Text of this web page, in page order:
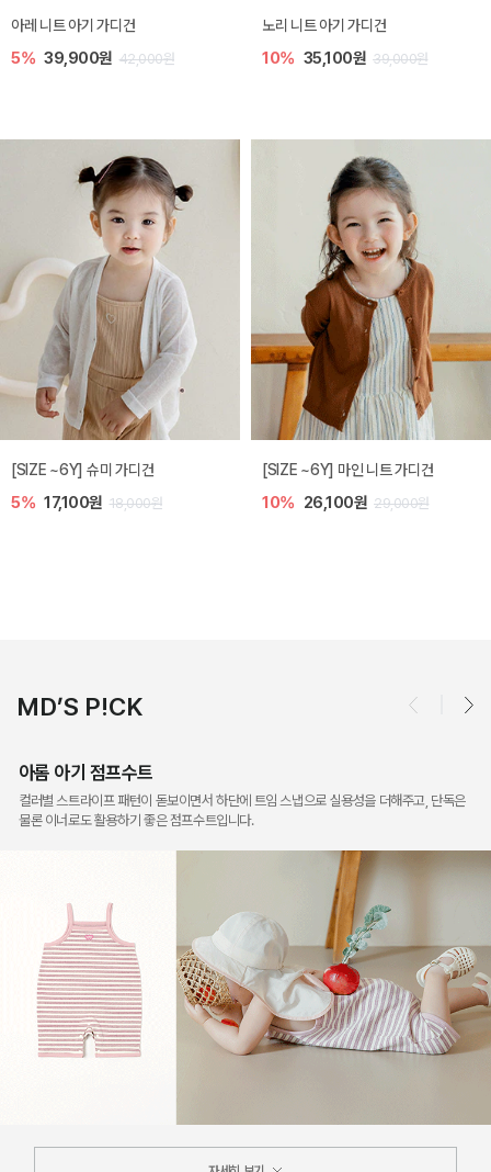
원
디건
원
[SIZE ~6Y] 로메이 라운지 셋업
10% 23,400원 26,000원
밀라 아기 원피스
20% 27,200원
밀라 아기 점프수트
10% 30,600원 34,000원
밀라 아기 셋업
20% 35,200원
MD’S P!CK
아롬 아기 점프수트
컬러별 스트라이프 패턴이 돋보이면서 하단에 트임 스냅으로 실용성을 더해주고, 단독은
물론 이너로도 활용하기 좋은 점프수트입니다.